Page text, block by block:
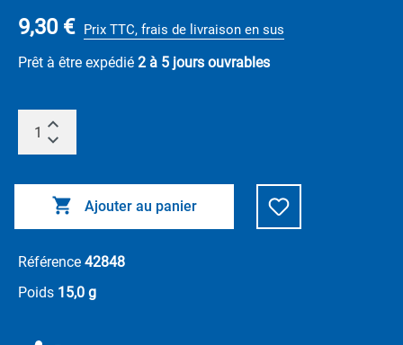
9,30 € Prix TTC, frais de livraison en sus
Prêt à être expédié 2 à 5 jours ouvrables
Ajouter au panier
Référence 42848
Poids 15,0 g